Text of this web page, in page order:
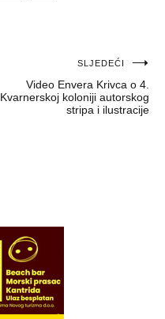
SLJEDEĆI
Video Envera Krivca o 4.
Kvarnerskoj koloniji autorskog
stripa i ilustracije